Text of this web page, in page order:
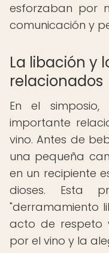
esforzaban por
comunicación y
La libación y
relacionados
En el
importante
vino. Antes de
una pequeña
en un recipiente
dioses. Esta
"derramamiento
acto de respeto
por el vino y la